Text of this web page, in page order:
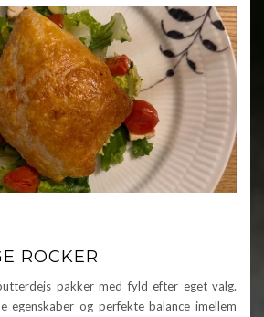
ROCKER
pakker med fyld efter eget valg.
egenskaber og perfekte balance imellem